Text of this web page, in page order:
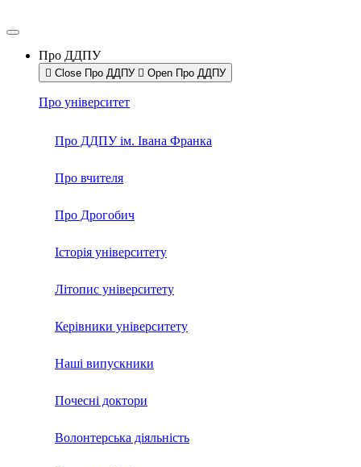
Про ДДПУ
Close Про ДДПУ Open Про ДДПУ
Про університет
Про ДДПУ ім. Івана Франка
Про вчителя
Про Дрогобич
Історія університету
Літопис університету
Керівники університету
Наші випускники
Почесні доктори
Волонтерська діяльність